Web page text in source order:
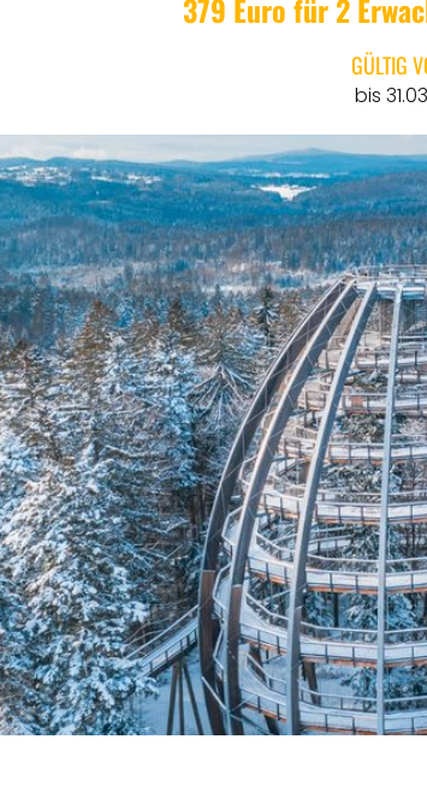
379 Euro für 2
GÜLTIG
bis